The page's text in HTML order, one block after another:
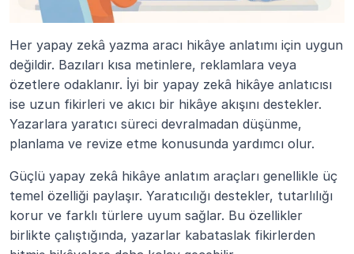
Her yapay zekâ yazma aracı hikâye anlatımı için uygun
değildir. Bazıları kısa metinlere, reklamlara veya
özetlere odaklanır. İyi bir yapay zekâ hikâye anlatıcısı
ise uzun fikirleri ve akıcı bir hikâye akışını destekler.
Yazarlara yaratıcı süreci devralmadan düşünme,
planlama ve revize etme konusunda yardımcı olur.
Güçlü yapay zekâ hikâye anlatım araçları genellikle üç
temel özelliği paylaşır. Yaratıcılığı destekler, tutarlılığı
korur ve farklı türlere uyum sağlar. Bu özellikler
birlikte çalıştığında, yazarlar kabataslak fikirlerden